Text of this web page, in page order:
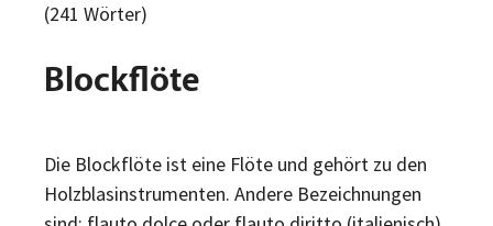
(241 Wörter)
Blockflöte
Die Blockflöte ist eine Flöte und gehört zu den
Holzblasinstrumenten. Andere Bezeichnungen